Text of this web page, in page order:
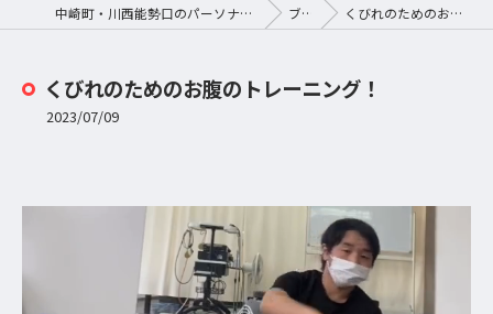
中崎町・川西能勢口のパーソナルジムなら | BTフィットネス ブログ くびれのためのお腹のトレーニング！
くびれのためのお腹のトレーニング！
2023/07/09